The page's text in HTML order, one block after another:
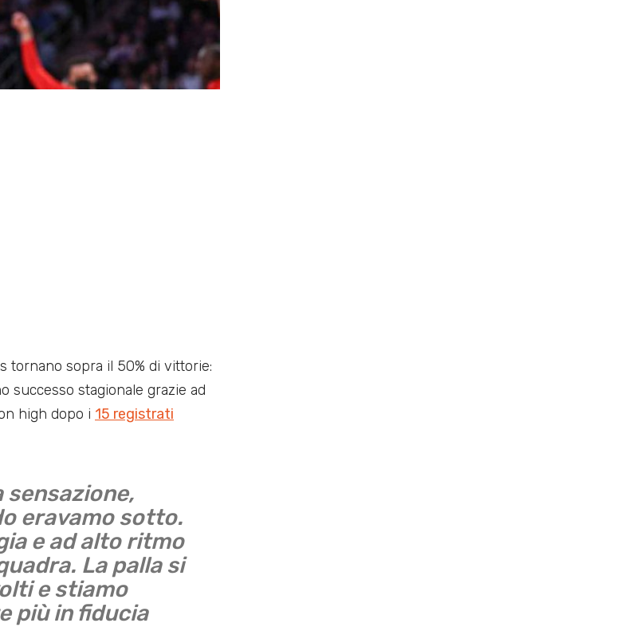
tornano sopra il 50% di vittorie:
successo stagionale grazie ad
high dopo i 15 registrati
sensazione,
eravamo sotto.
e ad alto ritmo
La palla si
e stiamo
più in fiducia